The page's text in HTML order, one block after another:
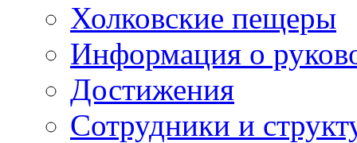
Холковские пещеры
Информация о
Достижения
Сотрудники и